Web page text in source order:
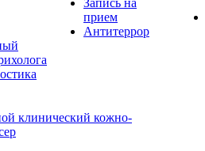
Запись на
прием
Антитеррор